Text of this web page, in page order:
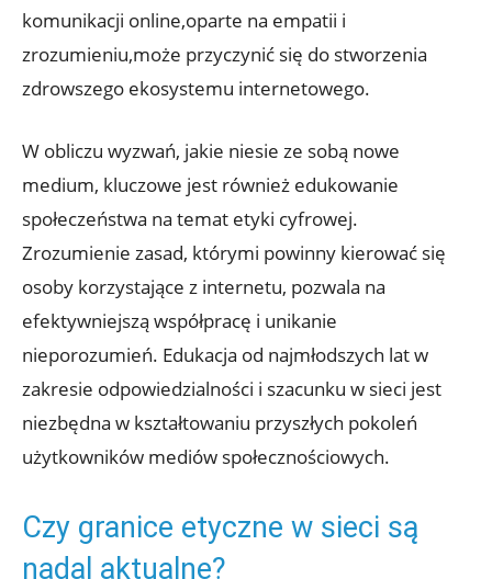
komunikacji online,oparte na empatii i
zrozumieniu,może przyczynić się do stworzenia
zdrowszego ekosystemu internetowego.
W obliczu wyzwań, jakie niesie ze sobą nowe
medium, kluczowe jest również edukowanie
społeczeństwa na temat etyki cyfrowej.
Zrozumienie zasad, którymi powinny kierować się
osoby korzystające z internetu, pozwala na
efektywniejszą współpracę i unikanie
nieporozumień. Edukacja od najmłodszych lat w
zakresie odpowiedzialności i szacunku w sieci jest
niezbędna w kształtowaniu przyszłych pokoleń
użytkowników mediów społecznościowych.
Czy granice etyczne w sieci są
nadal aktualne?